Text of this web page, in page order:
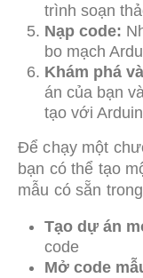
trình soạn
Nạp code:
bo mạch
Khám phá
án của bạn
tạo với
Để chạy một
bạn có thể tạo
mẫu có sẵn
Tạo dự án
code
Mở code